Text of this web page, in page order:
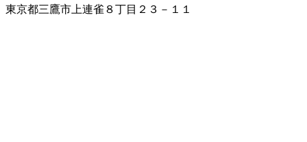
東京都三鷹市上連雀８丁目２３－１１